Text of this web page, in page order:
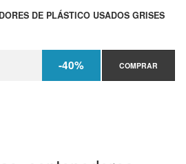
DE PLÁSTICO USADOS GRISES
-40% COMPRAR